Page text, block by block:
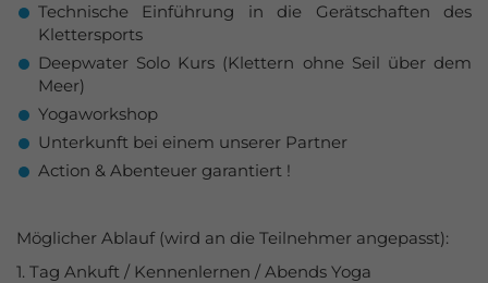
Technische Einführung in die Gerätschaften des
Klettersports
Deepwater Solo Kurs (Klettern ohne Seil über dem
Meer)
Yogaworkshop
Unterkunft bei einem unserer Partner
Action & Abenteuer garantiert !
Möglicher Ablauf (wird an die Teilnehmer angepasst):
1. Tag Ankuft / Kennenlernen / Abends Yoga